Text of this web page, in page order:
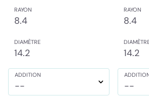
RAYON
8.4
RAYON
8.4
DIAMÈTRE
14.2 14.2
ADDITION
-- --